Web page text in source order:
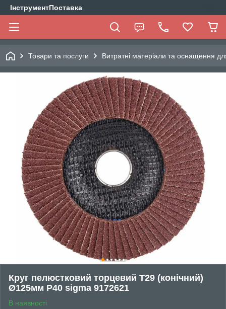
ІнструментПоставка
Товари та послуги Витратні матеріали та оснащення
Круг пелюстковий торцевий Т29 (конічний)
Ø125мм P40 sigma 9172621
В наявності